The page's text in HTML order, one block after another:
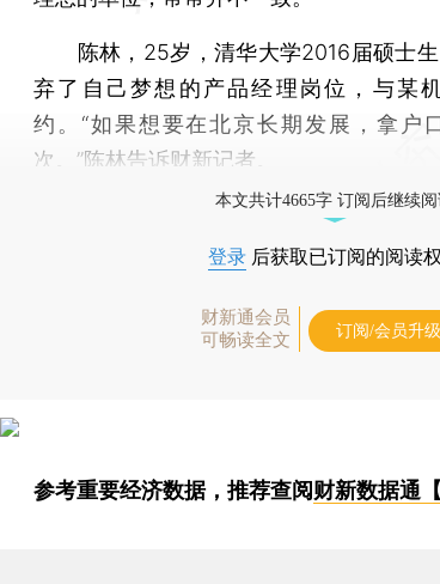
陈林，25岁，清华大学2016届硕士生
弃了自己梦想的产品经理岗位，与某
约。“如果想要在北京长期发展，拿户
次。”陈林告诉财新记者。
本文共计4665字 订阅后继续
登录 后获取已订阅的阅读
财新通会员
可畅读全文
订阅/会员升级
参考重要经济数据，推荐查阅财新数据通